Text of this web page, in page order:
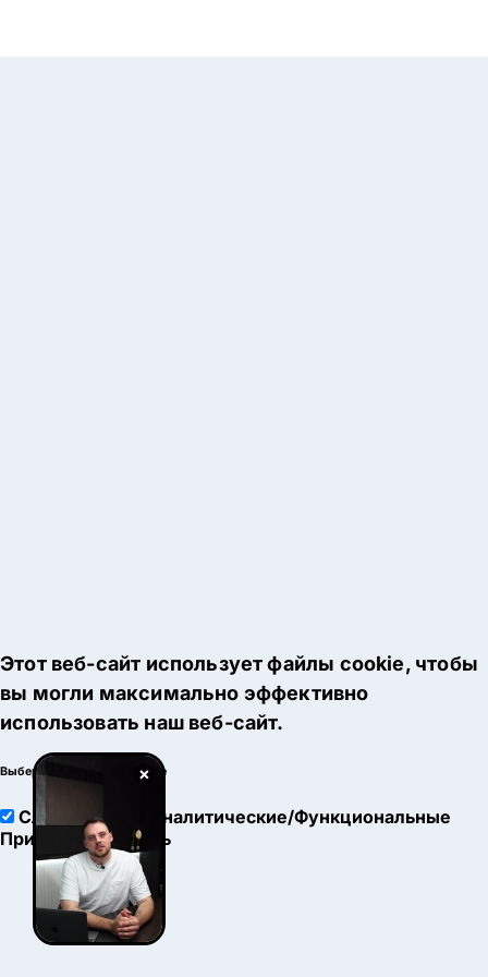
×
Этот веб-сайт использует файлы cookie, чтобы
вы могли максимально эффективно
использовать наш веб-сайт.
Выберите настройки cookie
Служебные
Аналитические/Функциональные
Принять
Настроить